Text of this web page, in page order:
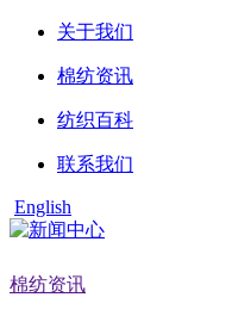
关于我们
棉纺资讯
纺织百科
联系我们
English
棉纺资讯